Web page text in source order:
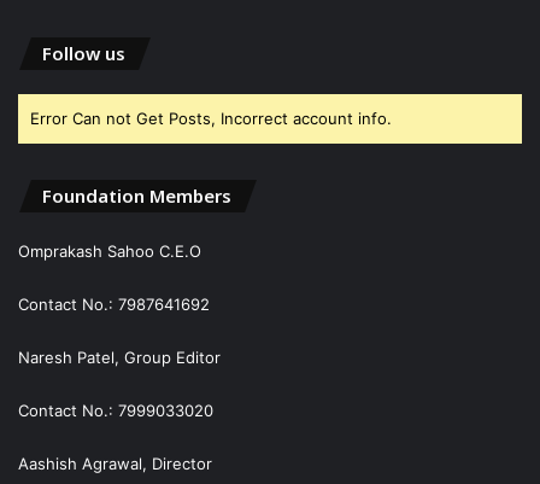
Follow us
Error Can not Get Posts, Incorrect account info.
Foundation Members
Omprakash Sahoo C.E.O
Contact No.: 7987641692
Naresh Patel, Group Editor
Contact No.: 7999033020
Aashish Agrawal, Director